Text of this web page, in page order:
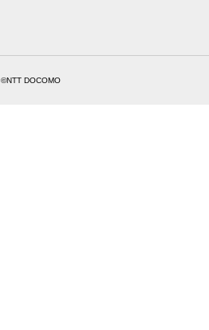
©NTT DOCOMO